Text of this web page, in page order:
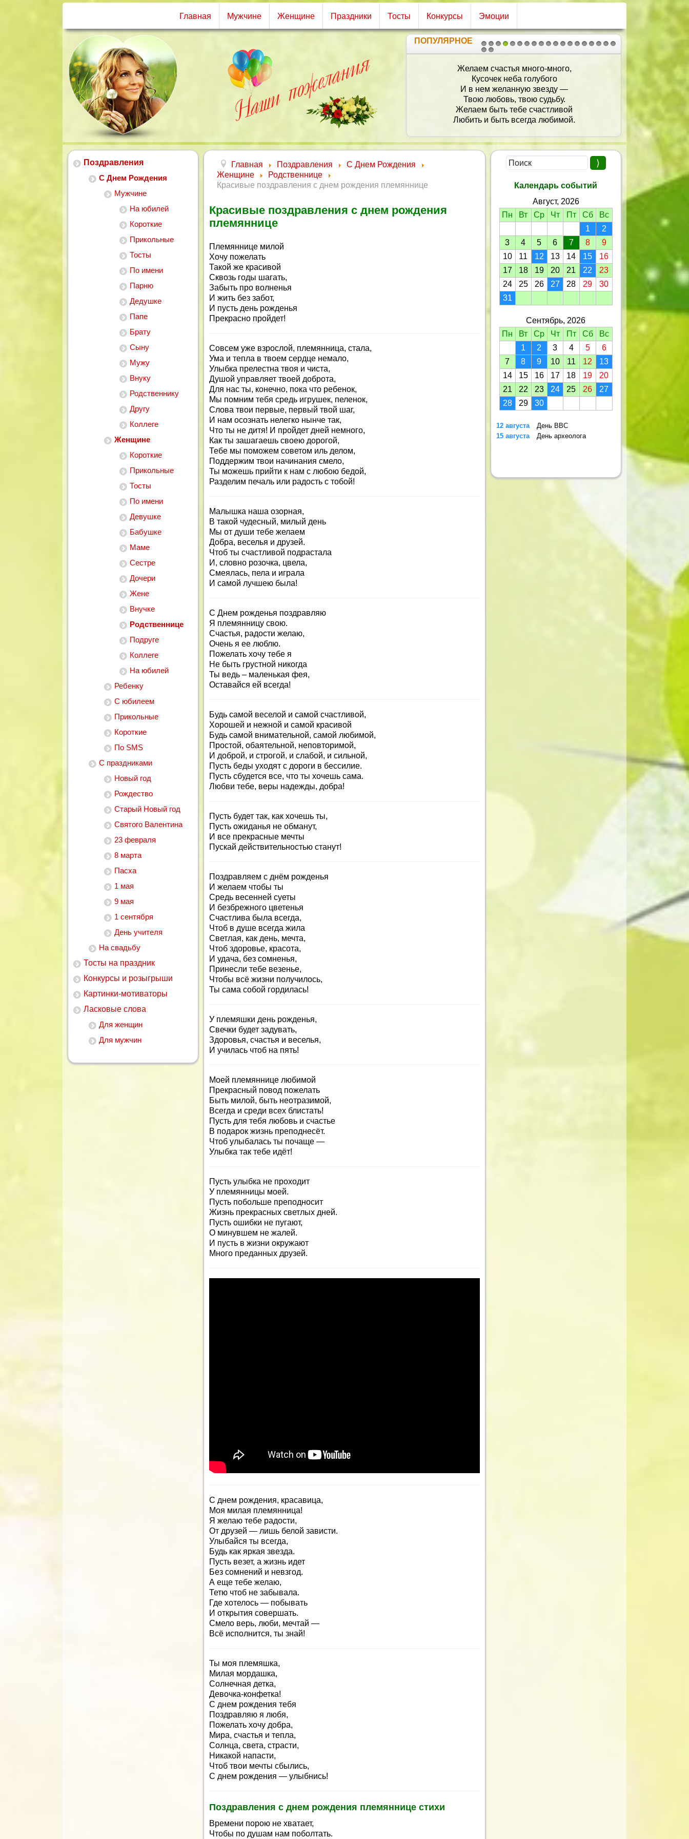
Главная Мужчине Женщине Праздники Тосты Конкурсы Эмоции
1 2
2021
ПОПУЛЯРНОЕ
Желаем счастья много-много,
Кусочек неба голубого
И в нем желанную звезду —
Твою любовь, твою судьбу.
Желаем быть тебе счастливой
Любить и быть всегда любимой.
Поздравления
С Днем Рождения
Мужчине
На юбилей
Короткие
Прикольные
Тосты
По имени
Парню
Дедушке
Папе
Брату
Сыну
Мужу
Внуку
Родственнику
Другу
Коллеге
Женщине
Короткие
Прикольные
Тосты
По имени
Девушке
Бабушке
Маме
Сестре
Дочери
Жене
Внучке
Родственнице
Подруге
Коллеге
На юбилей
Ребенку
С юбилеем
Прикольные
Короткие
По SMS
С праздниками
Новый год
Рождество
Старый Новый год
Святого Валентина
23 февраля
8 марта
Пасха
1 мая
9 мая
1 сентября
День учителя
На свадьбу
Тосты на праздник
Конкурсы и розыгрыши
Картинки-мотиваторы
Ласковые слова
Для женщин
Для мужчин
Главная Поздравления
С Днем Рождения
Женщине
Родственнице
Красивые поздравления с днем рождения племяннице
Красивые поздравления с днем рождения
племяннице
Племяннице милой
Хочу пожелать
Такой же красивой
Сквозь годы шагать,
Забыть про волненья
И жить без забот,
И пусть день рожденья
Прекрасно пройдет!
Совсем уже взрослой, племянница, стала,
Ума и тепла в твоем сердце немало,
Улыбка прелестна твоя и чиста,
Душой управляет твоей доброта,
Для нас ты, конечно, пока что ребенок,
Мы помним тебя средь игрушек, пеленок,
Слова твои первые, первый твой шаг,
И нам осознать нелегко нынче так,
Что ты не дитя! И пройдет дней немного,
Как ты зашагаешь своею дорогой,
Тебе мы поможем советом иль делом,
Поддержим твои начинания смело,
Ты можешь прийти к нам с любою бедой,
Разделим печаль или радость с тобой!
Малышка наша озорная,
В такой чудесный, милый день
Мы от души тебе желаем
Добра, веселья и друзей.
Чтоб ты счастливой подрастала
И, словно розочка, цвела,
Смеялась, пела и играла
И самой лучшею была!
С Днем рожденья поздравляю
Я племянницу свою.
Счастья, радости желаю,
Очень я ее люблю.
Пожелать хочу тебе я
Не быть грустной никогда
Ты ведь – маленькая фея,
Оставайся ей всегда!
Будь самой веселой и самой счастливой,
Хорошей и нежной и самой красивой
Будь самой внимательной, самой любимой,
Простой, обаятельной, неповторимой,
И доброй, и строгой, и слабой, и сильной,
Пусть беды уходят с дороги в бессилие.
Пусть сбудется все, что ты хочешь сама.
Любви тебе, веры надежды, добра!
Пусть будет так, как хочешь ты,
Пусть ожиданья не обманут,
И все прекрасные мечты
Пускай действительностью станут!
Поздравляем с днём рожденья
И желаем чтобы ты
Средь весенней суеты
И безбрежного цветенья
Счастлива была всегда,
Чтоб в душе всегда жила
Светлая, как день, мечта,
Чтоб здоровье, красота,
И удача, без сомненья,
Принесли тебе везенье,
Чтобы всё жизни получилось,
Ты сама собой гордилась!
У племяшки день рожденья,
Свечки будет задувать,
Здоровья, счастья и веселья,
И училась чтоб на пять!
Моей племяннице любимой
Прекрасный повод пожелать
Быть милой, быть неотразимой,
Всегда и среди всех блистать!
Пусть для тебя любовь и счастье
В подарок жизнь преподнесёт.
Чтоб улыбалась ты почаще —
Улыбка так тебе идёт!
Пусть улыбка не проходит
У племянницы моей.
Пусть побольше преподносит
Жизнь прекрасных светлых дней.
Пусть ошибки не пугают,
О минувшем не жалей.
И пусть в жизни окружают
Много преданных друзей.
С днем рождения, красавица,
Моя милая племянница!
Я желаю тебе радости,
От друзей — лишь белой зависти.
Улыбайся ты всегда,
Будь как яркая звезда.
Пусть везет, а жизнь идет
Без сомнений и невзгод.
А еще тебе желаю,
Тетю чтоб не забывала.
Где хотелось — побывать
И открытия совершать.
Смело верь, люби, мечтай —
Всё исполнится, ты знай!
Ты моя племяшка,
Милая мордашка,
Солнечная детка,
Девочка-конфетка!
С днем рождения тебя
Поздравляю я любя,
Пожелать хочу добра,
Мира, счастья и тепла,
Солнца, света, страсти,
Никакой напасти,
Чтоб твои мечты сбылись,
С днем рождения — улыбнись!
Поздравления с днем рождения племяннице стихи
Времени порою не хватает,
Чтобы по душам нам поболтать.
Календарь событий
Август, 2026
Пн
Вт Ср Чт Пт Сб
Вс
1
2
3
4 5 6 7 8
9
10
11 12 13 14 15
16
17
18 19 20 21 22
23
24
25 26 27 28 29
30
31
Сентябрь, 2026
Пн
Вт Ср Чт Пт Сб
Вс
1
2 3 4 5
6
7
8 9 10 11 12
13
14
15 16 17 18 19
20
21
22 23 24 25 26
27
28
29 30
12 августа
День ВВС
15 августа
День археолога